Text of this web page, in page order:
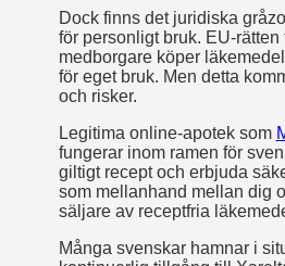
Dock finns det juridiska
för personligt bruk. EU-
medborgare köper
för eget bruk. Men detta
och risker.
Legitima online-apotek som
fungerar inom ramen för
giltigt recept och erbjuda
som mellanhand mellan dig
säljare av receptfria
Många svenskar hamnar i